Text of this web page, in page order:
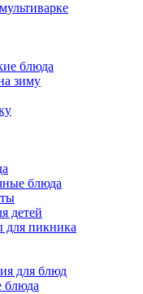
блюда
зиму
блюда
детей
для пикника
для блюд
блюда